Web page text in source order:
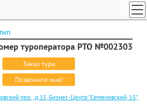
туроператора РТО №002303
Заказ тура
Позвоните мне!
пер., д.15, Бизнес-Центр "Семеновский, 15",
ПОИСК ТУРОВ
ГОРЯЩИЕ ТУРЫ
СТРАНЫ
КРУИЗЫ